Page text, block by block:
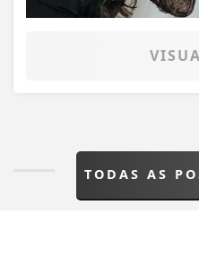
TODAS AS
Termos de Uso e
Esse site utiliza cookies
entendemos que você
CLICANDO AQUI